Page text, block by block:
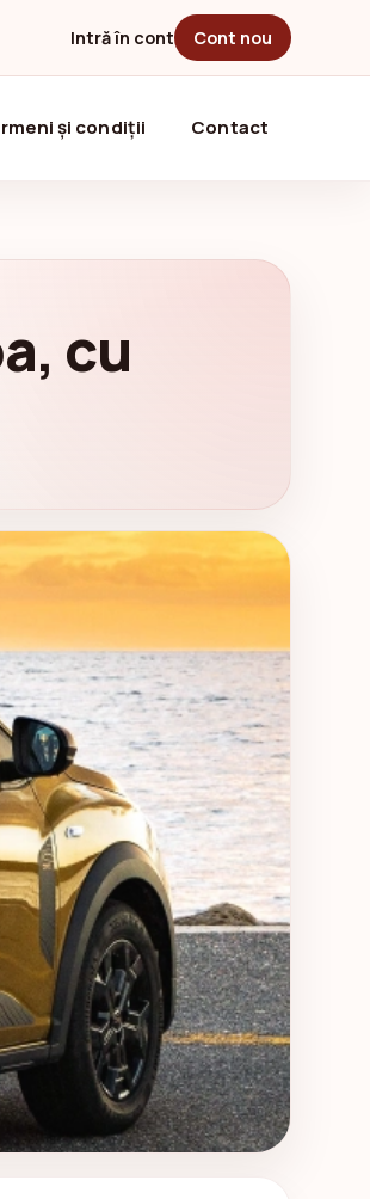
Intră în cont Cont nou
și condiții Contact
cu